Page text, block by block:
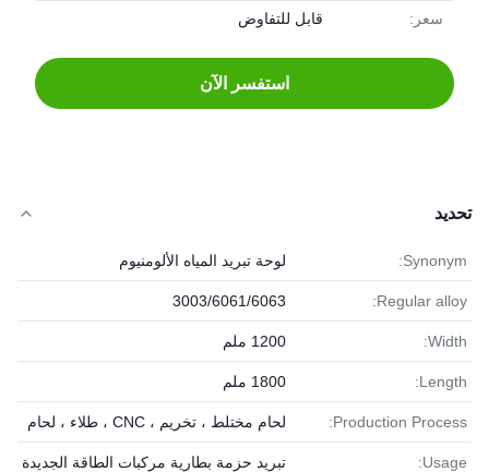
سعر: قابل للتفاوض
استفسر الآن
تحديد
Synonym: لوحة تبريد المياه الألومنيوم
Regular alloy:
3003/6061/6063
Width: 1200 ملم
Length: 1800 ملم
Production Process: لحام مختلط ، تخريم ، CNC ، طلاء ، لحام
Usage: تبريد حزمة بطارية مركبات الطاقة الجديدة